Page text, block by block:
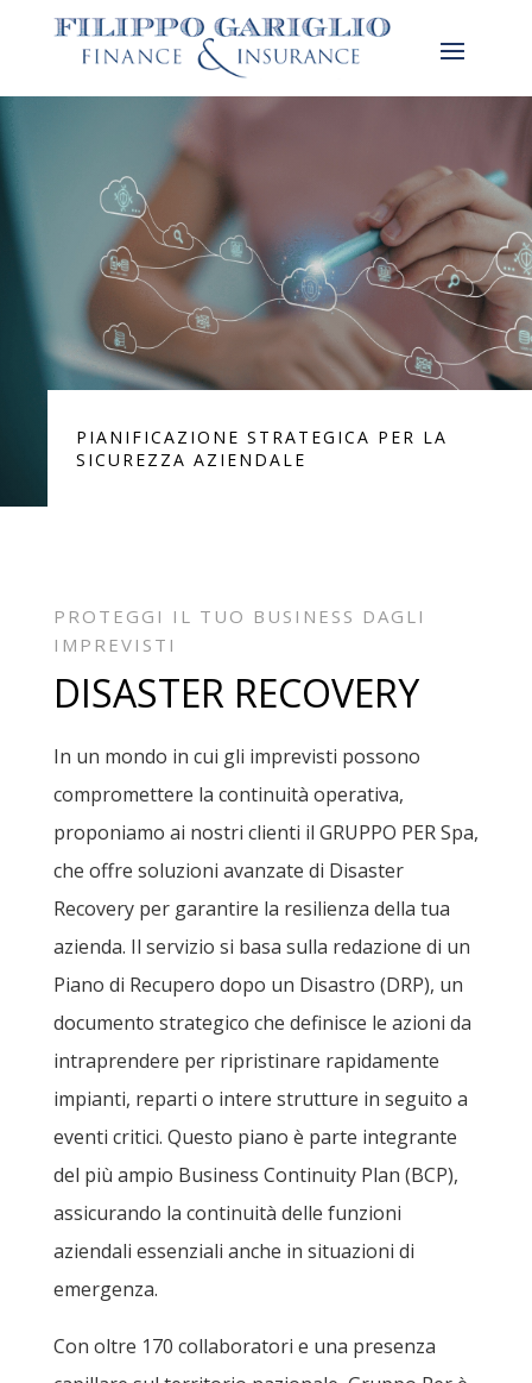
PIANIFICAZIONE STRATEGICA PER LA
SICUREZZA AZIENDALE
PROTEGGI IL TUO BUSINESS DAGLI
IMPREVISTI
DISASTER RECOVERY
In un mondo in cui gli imprevisti possono
compromettere la continuità operativa,
proponiamo ai nostri clienti il GRUPPO PER Spa,
che offre soluzioni avanzate di Disaster
Recovery per garantire la resilienza della tua
azienda. Il servizio si basa sulla redazione di un
Piano di Recupero dopo un Disastro (DRP), un
documento strategico che definisce le azioni da
intraprendere per ripristinare rapidamente
impianti, reparti o intere strutture in seguito a
eventi critici. Questo piano è parte integrante
del più ampio Business Continuity Plan (BCP),
assicurando la continuità delle funzioni
aziendali essenziali anche in situazioni di
emergenza.
Con oltre 170 collaboratori e una presenza